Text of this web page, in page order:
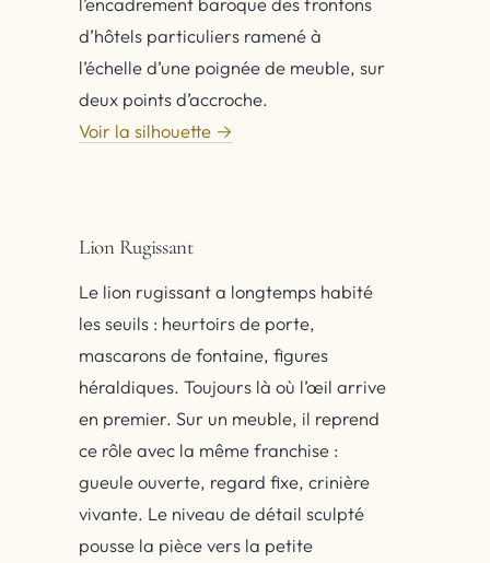
d’hôtels particuliers ramené à
l’échelle d’une poignée de meuble, sur
deux points d’accroche.
Voir la silhouette →
Lion Rugissant
Le lion rugissant a longtemps habité
les seuils : heurtoirs de porte,
mascarons de fontaine, figures
héraldiques. Toujours là où l’œil arrive
en premier. Sur un meuble, il reprend
ce rôle avec la même franchise :
gueule ouverte, regard fixe, crinière
vivante. Le niveau de détail sculpté
pousse la pièce vers la petite